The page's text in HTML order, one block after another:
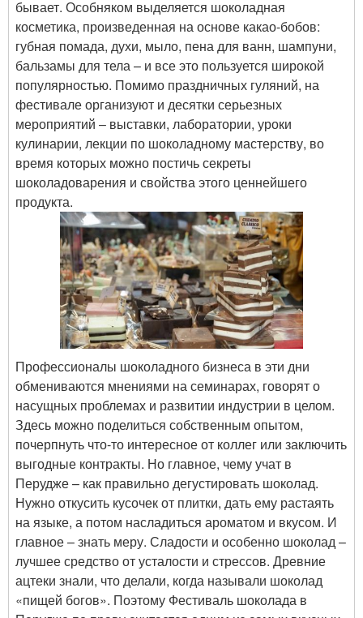
бывает. Особняком выделяется шоколадная
косметика, произведенная на основе какао-бобов:
губная помада, духи, мыло, пена для ванн, шампуни,
бальзамы для тела – и все это пользуется широкой
популярностью. Помимо праздничных гуляний, на
фестивале организуют и десятки серьезных
мероприятий – выставки, лаборатории, уроки
кулинарии, лекции по шоколадному мастерству, во
время которых можно постичь секреты
шоколадоварения и свойства этого ценнейшего
продукта.
Профессионалы шоколадного бизнеса в эти дни
обмениваются мнениями на семинарах, говорят о
насущных проблемах и развитии индустрии в целом.
Здесь можно поделиться собственным опытом,
почерпнуть что-то интересное от коллег или заключить
выгодные контракты. Но главное, чему учат в
Перудже – как правильно дегустировать шоколад.
Нужно откусить кусочек от плитки, дать ему растаять
на языке, а потом насладиться ароматом и вкусом. И
главное – знать меру. Сладости и особенно шоколад –
лучшее средство от усталости и стрессов. Древние
ацтеки знали, что делали, когда называли шоколад
«пищей богов». Поэтому Фестиваль шоколада в